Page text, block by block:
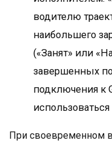
водителю
наибольшего
(«Занят» или
завершенных
подключения к
использоваться
При своевременном